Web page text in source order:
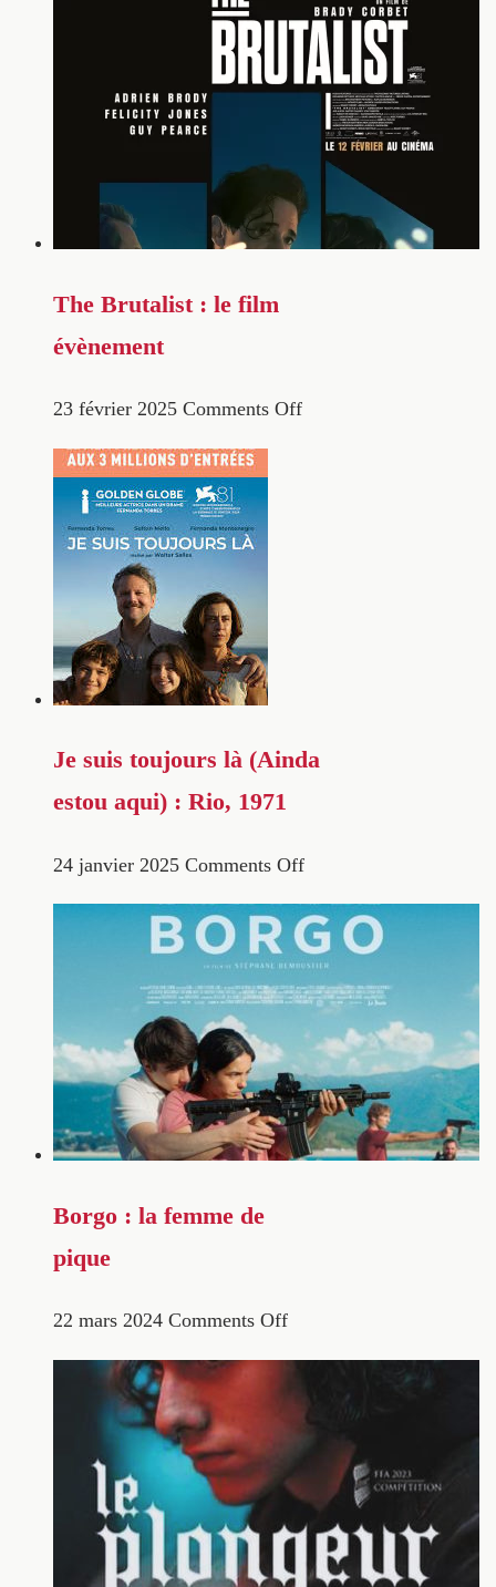
The Brutalist : le film
évènement
23 février 2025 Comments Off
Je suis toujours là (Ainda
estou aqui) : Rio, 1971
24 janvier 2025 Comments Off
Borgo : la femme de
pique
22 mars 2024 Comments Off